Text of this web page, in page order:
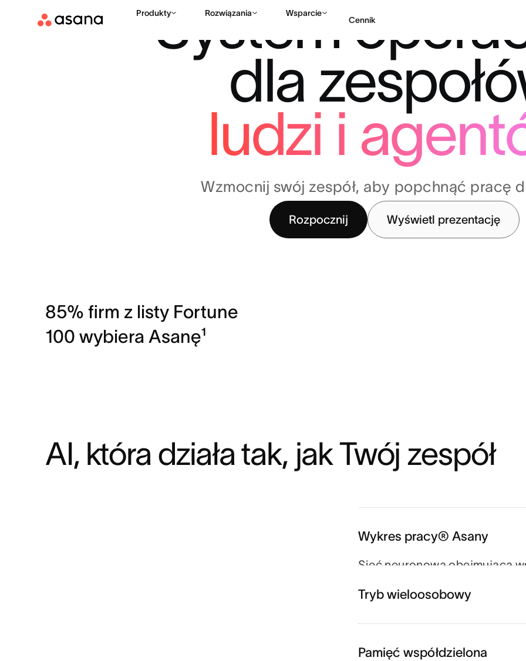
Produkty Rozwiązania Wsparcie
Cennik
Kontakt ze sprzedażą
System
dla
ludzi i
Wzmocnij swój zespół, aby popchnąć pracę
Rozpocznij Wyświetl prezentację
85% firm z listy Fortune
100 wybiera Asanę¹
AI, która działa tak, jak Twój zespół
Wykres pracy® Asany
Sieć neuronowa obejmująca
agenci zawsze wiedzą, kto,
Tryb wieloosobowy
Pamięć współdzielona